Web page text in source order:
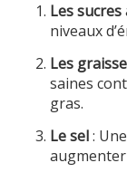
Les
niveaux
Les
saines
gras.
Le sel: